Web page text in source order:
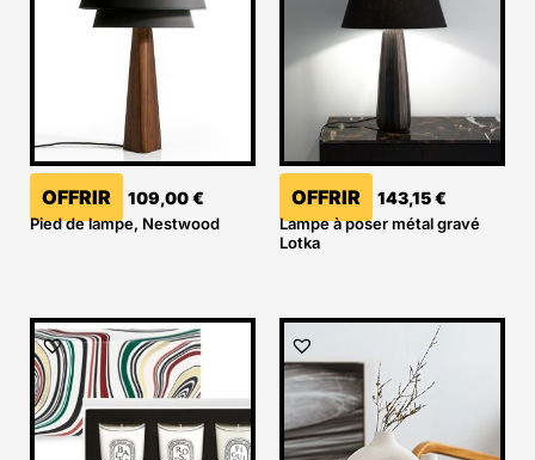
OFFRIR 109,00€
Pied de lampe, Nestwood
OFFRIR 143,15€
Lampe à poser métal gravé
Lotka